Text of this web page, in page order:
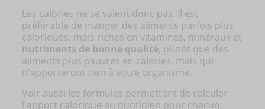
Les calories ne se valent donc pas. Il est
préférable de manger des aliments parfois plus
caloriques, mais riches en vitamines, minéraux et
nutriments de bonne qualité, plutôt que des
aliments plus pauvres en calories, mais qui
n'apporteront rien à votre organisme.
Voir aussi les formules permettant de calculer
l'apport calorique au quotidien pour chacun.